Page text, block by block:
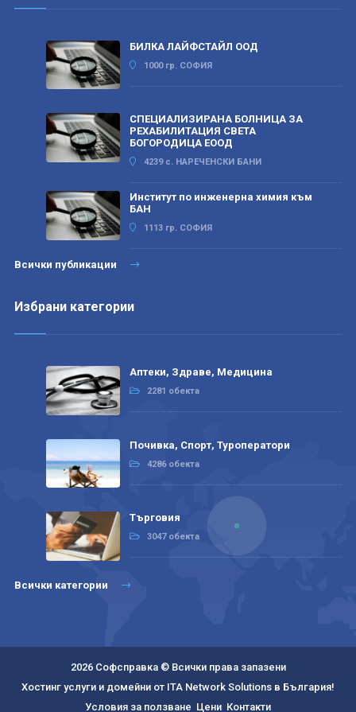
БИЛКА ЛАЙФСТАЙЛ ООД
1000 гр. СОФИЯ
СПЕЦИАЛИЗИРАНА БОЛНИЦА ЗА
РЕХАБИЛИТАЦИЯ СВЕТА
БОГОРОДИЦА ЕООД
4239 с. НАРЕЧЕНСКИ БАНИ
Институт по инженерна химия към
БАН
1113 гр. СОФИЯ
Всички публикации
Избрани категории
Аптеки, Здраве, Медицина
2281 обекта
Почивка, Спорт, Туроператори
4286 обекта
Търговия
3047 обекта
Всички категории
2026 Софсправка © Всички права запазени
Хостинг услуги и домейни от ITA Network Solutions в България!
Условия за ползване Цени Контакти